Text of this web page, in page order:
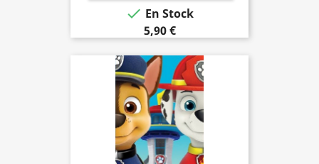
 En Stock
5,90 €